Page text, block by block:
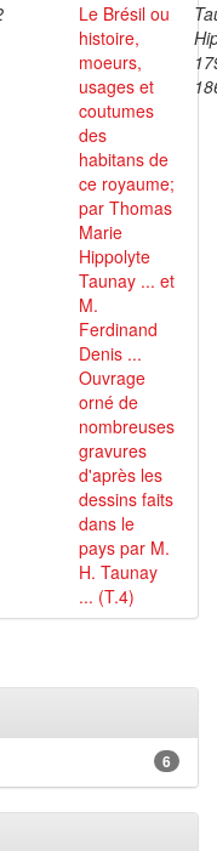
Le Brésil ou
histoire,
moeurs,
usages et
coutumes
des
habitans de
ce royaume;
par Thomas
Marie
Hippolyte
Taunay ... et
M.
Ferdinand
Denis ...
Ouvrage
orné de
nombreuses
gravures
d'après les
dessins faits
dans le
pays par M.
H. Taunay
... (T.4)
6